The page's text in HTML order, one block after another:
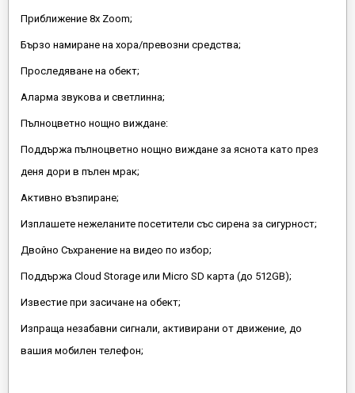
Приближение 8x Zoom;
Бързо намиране на хора/превозни средства;
Проследяване на обект;
Аларма звукова и светлинна;
Пълноцветно нощно виждане:
Поддържа пълноцветно нощно виждане за яснота като през
деня дори в пълен мрак;
Активно възпиране;
Изплашете нежеланите посетители със сирена за сигурност;
Двойно Съхранение на видео по избор;
Поддържа Cloud Storage или Micro SD карта (до 512GB);
Известие при засичане на обект;
Изпраща незабавни сигнали, активирани от движение, до
вашия мобилен телефон;